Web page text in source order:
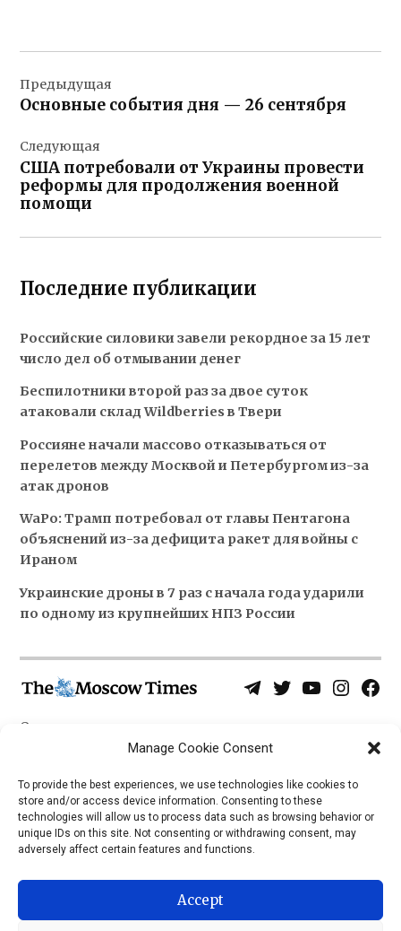
Manage Cookie Consent
To provide the best experiences, we use technologies like cookies to
store and/or access device information. Consenting to these
technologies will allow us to process data such as browsing behavior or
unique IDs on this site. Not consenting or withdrawing consent, may
adversely affect certain features and functions.
Accept
по
записям
Предыдущая
Основные события дня — 26 сентября
Следующая
США потребовали от Украины провести
реформы для продолжения военной
помощи
Последние публикации
Российские силовики завели рекордное за 15 лет
число дел об отмывании денег
Беспилотники второй раз за двое суток
атаковали склад Wildberries в Твери
Россияне начали массово отказываться от
перелетов между Москвой и Петербургом из-за
атак дронов
WaPo: Трамп потребовал от главы Пентагона
объяснений из-за дефицита ракет для войны с
Ираном
Украинские дроны в 7 раз с начала года ударили
по одному из крупнейших НПЗ России
Telegram
TwitterYouTubeInstagram
О нас
Политика конфиденциальности
iOS
Android